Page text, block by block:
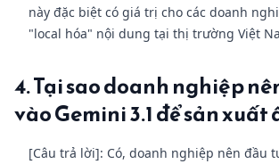
này đặc biệt có giá trị cho các doanh
"local hóa" nội dung tại thị trường Việt
4. Tại sao doanh nghiệp
vào Gemini 3.1 để sản xuất
[Câu trả lời]: Có, doanh nghiệp nên đầu